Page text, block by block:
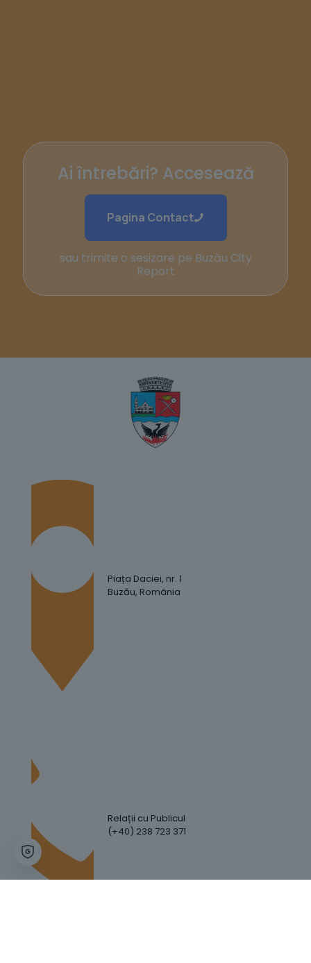
Ai întrebări? Accesează
Pagina Contact
sau trimite o sesizare pe Buzău City
Report
Piața Daciei, nr. 1
Buzău, România
Relații cu Publicul
(+40) 238 723 371